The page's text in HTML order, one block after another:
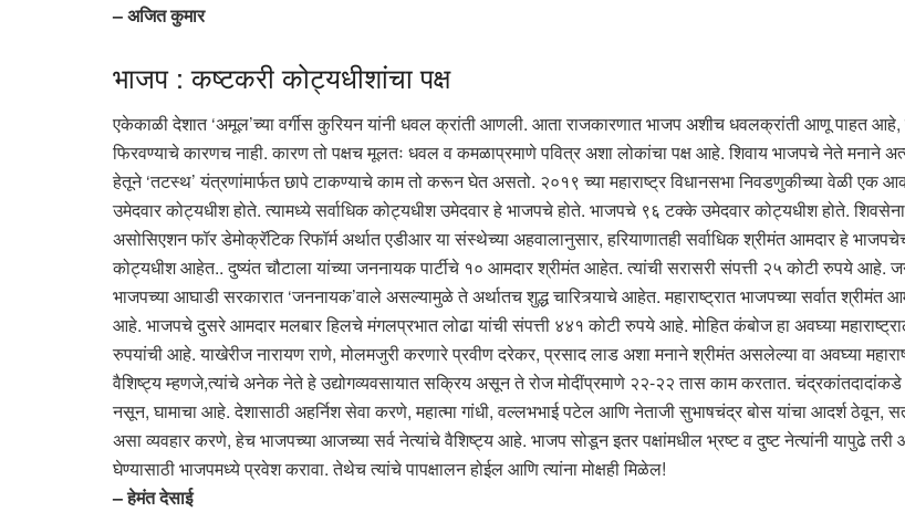
– अजित कुमार
भाजप : कष्टकरी कोट्यधीशांचा पक्ष
एकेकाळी देशात ‘अमूल’च्या वर्गीस कुरियन यांनी धवल क्रांती आणली. आता राजकारणात भाजप अशीच धवलक्रांती आणू पाहत आहे,
फिरवण्याचे कारणच नाही. कारण तो पक्षच मूलतः धवल व कमळाप्रमाणे पवित्र अशा लोकांचा पक्ष आहे. शिवाय भाजपचे नेते मनाने
हेतूने ‘तटस्थ’ यंत्रणांमार्फत छापे टाकण्याचे काम तो करून घेत असतो. २०१९ च्या महाराष्ट्र विधानसभा निवडणुकीच्या वेळी एक
उमेदवार कोट्यधीश होते. त्यामध्ये सर्वाधिक कोट्यधीश उमेदवार हे भाजपचे होते. भाजपचे ९६ टक्के उमेदवार कोट्यधीश होते.
असोसिएशन फॉर डेमोक्रॅटिक रिफॉर्म अर्थात एडीआर या संस्थेच्या अहवालानुसार, हरियाणातही सर्वाधिक श्रीमंत आमदार हे
कोट्यधीश आहेत.. दुष्यंत चौटाला यांच्या जननायक पार्टीचे १० आमदार श्रीमंत आहेत. त्यांची सरासरी संपत्ती २५ कोटी रुपये आहे.
भाजपच्या आघाडी सरकारात ‘जननायक’वाले असल्यामुळे ते अर्थातच शुद्ध चारित्र्याचे आहेत. महाराष्ट्रात भाजपच्या सर्वात श्रीमंत
आहे. भाजपचे दुसरे आमदार मलबार हिलचे मंगलप्रभात लोढा यांची संपत्ती ४४१ कोटी रुपये आहे. मोहित कंबोज हा अवघ्या
रुपयांची आहे. याखेरीज नारायण राणे, मोलमजुरी करणारे प्रवीण दरेकर, प्रसाद लाड अशा मनाने श्रीमंत असलेल्या वा अवघ्या
वैशिष्ट्य म्हणजे,त्यांचे अनेक नेते हे उद्योगव्यवसायात सक्रिय असून ते रोज मोदींप्रमाणे २२-२२ तास काम करतात. चंद्रकांतदादांकडे
नसून, घामाचा आहे. देशासाठी अहर्निश सेवा करणे, महात्मा गांधी, वल्लभभाई पटेल आणि नेताजी सुभाषचंद्र बोस यांचा आदर्श ठेवून,
असा व्यवहार करणे, हेच भाजपच्या आजच्या सर्व नेत्यांचे वैशिष्ट्य आहे. भाजप सोडून इतर पक्षांमधील भ्रष्ट व दुष्ट नेत्यांनी यापुढे
घेण्यासाठी भाजपमध्ये प्रवेश करावा. तेथेच त्यांचे पापक्षालन होईल आणि त्यांना मोक्षही मिळेल!
– हेमंत देसाई